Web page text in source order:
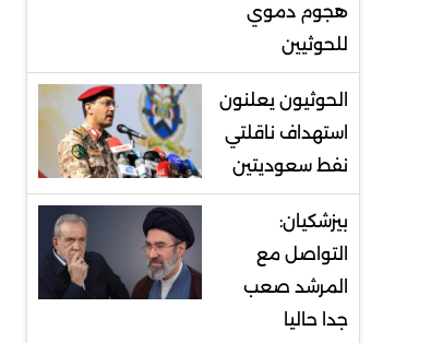
هجوم دموي
للحوثيين
الحوثيون يعلنون
استهداف ناقلتي
نفط سعوديتين
بيزشكيان:
التواصل مع
المرشد صعب
جدا حاليا